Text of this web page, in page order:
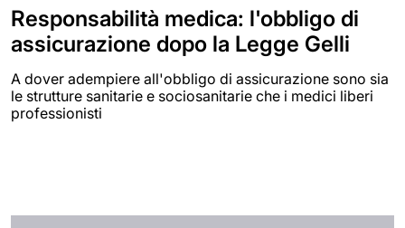
Responsabilità medica: l'obbligo di
assicurazione dopo la Legge Gelli
A dover adempiere all'obbligo di assicurazione sono sia
le strutture sanitarie e sociosanitarie che i medici liberi
professionisti